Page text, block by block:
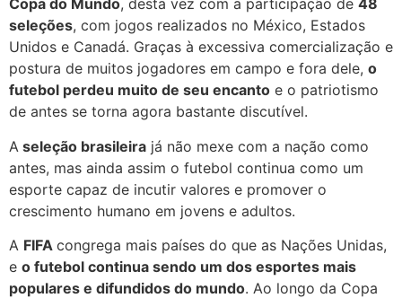
Copa do Mundo, desta vez com a participação de 48
seleções, com jogos realizados no México, Estados
Unidos e Canadá. Graças à excessiva comercialização e
postura de muitos jogadores em campo e fora dele, o
futebol perdeu muito de seu encanto e o patriotismo
de antes se torna agora bastante discutível.
A seleção brasileira já não mexe com a nação como
antes, mas ainda assim o futebol continua como um
esporte capaz de incutir valores e promover o
crescimento humano em jovens e adultos.
A FIFA congrega mais países do que as Nações Unidas,
e o futebol continua sendo um dos esportes mais
populares e difundidos do mundo. Ao longo da Copa